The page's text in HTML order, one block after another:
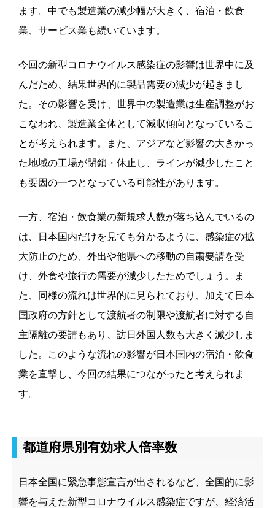
ます。 中でも製造業の減少幅が大きく、宿泊・飲食
業、サービス業も続いています。
今回の新型コロナウイルス感染症の影響は世界中に及
んだため、結果世界的に製品需要の減少が起きまし
た。その影響を受け、世界中の製造業は生産調整がお
こなわれ、製造業全体として減収傾向となっているこ
とが考えられます。
また、アジアなど影響の大きかっ
た地域の工場が閉鎖・休止し、ラインが減少したこと
も要因の一つとなっている可能性があります。
一方、宿泊・飲食業の新規求人数が落ち込んでいるの
は、
日本国内だけを見ても分かるように、感染症の拡
大防止のため、外出や他県への移動の自粛要請を受
け、外食や旅行の需要が減少したためでしょう。ま
た、同様の流れは世界的に見られており、加えて日本
国政府の方針として渡航者の制限や渡航者に対する自
主隔離の要請もあり、訪日外国人数も大きく減少しま
した。
このような流れの影響が日本国内の宿泊・飲食
業を直撃し、今回の結果につながったと考えられま
す。
都道府県別有効求人倍率数
日本全国に緊急事態宣言が出されるなど、全国的に影
響を与えた新型コロナウイルス感染症ですが、経済活